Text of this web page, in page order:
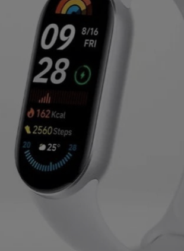
actividad diaria y